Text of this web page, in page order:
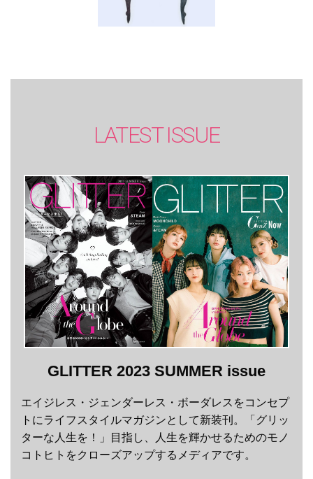
LATEST ISSUE
GLITTER 2023 SUMMER issue
エイジレス・ジェンダーレス・ボーダレスをコンセプ
トにライフスタイルマガジンとして新装刊。「グリッ
ターな人生を！」目指し、人生を輝かせるためのモノ
コトヒトをクローズアップするメディアです。